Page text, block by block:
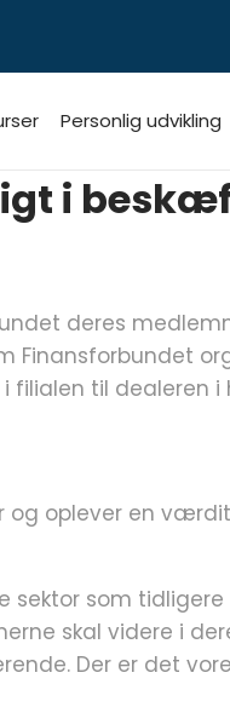
Personlig udvikling
i
deres
filialen til dealeren
og oplever en
som
skal videre i
Der er det